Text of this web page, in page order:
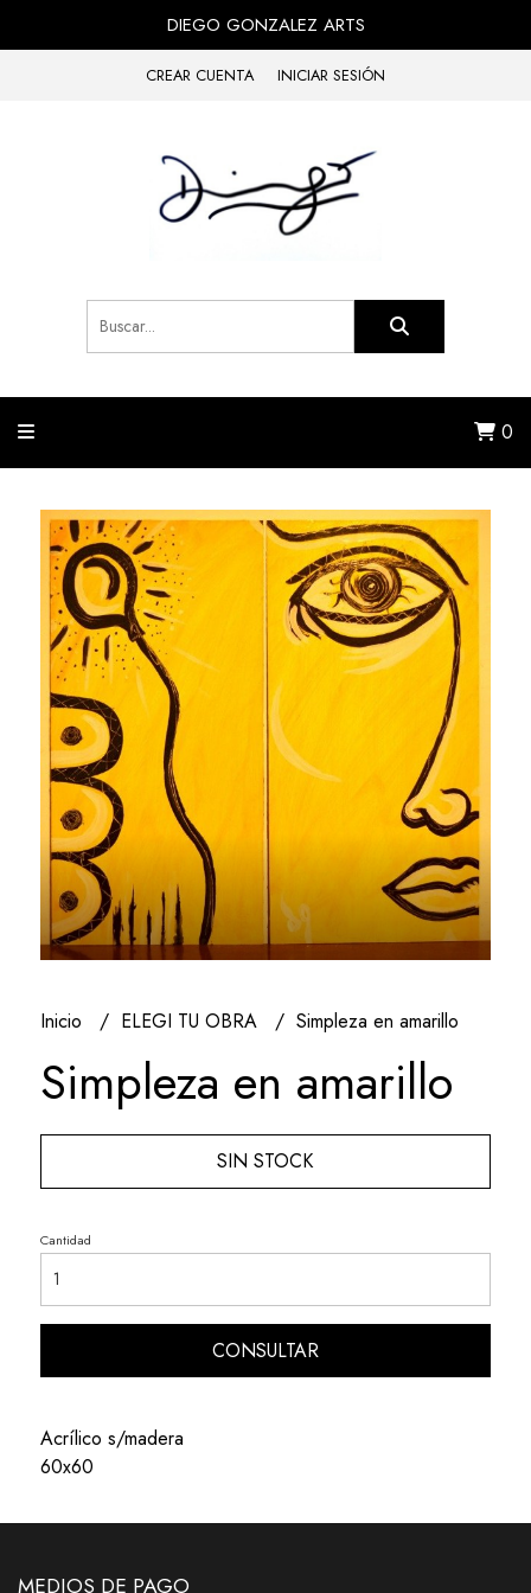
DIEGO GONZALEZ ARTS
CREAR CUENTA INICIAR SESIÓN
0
Inicio ELEGI TU OBRA Simpleza en amarillo
Simpleza en amarillo
SIN STOCK
Cantidad
CONSULTAR
Acrílico s/madera
60x60
MEDIOS DE PAGO